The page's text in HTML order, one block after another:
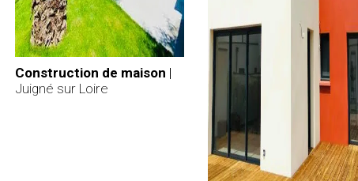
Construction de maison |
Juigné sur Loire